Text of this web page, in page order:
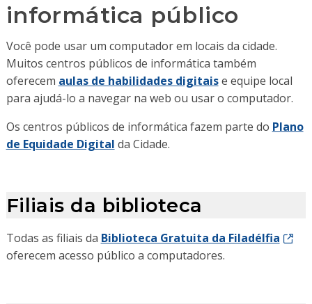
informática público
Você pode usar um computador em locais da cidade.
Muitos centros públicos de informática também
oferecem aulas de habilidades digitaise equipe local
para ajudá-lo a navegar na web ou usar o computador.
Os centros públicos de informática fazem parte do Plano
de Equidade Digital da Cidade.
Filiais da biblioteca
Todas as filiais da Biblioteca Gratuita da Filadélfia
oferecem acesso público a computadores.